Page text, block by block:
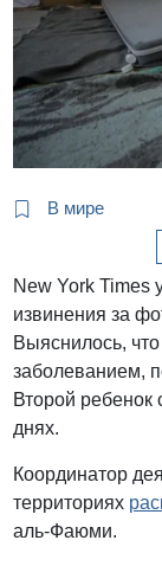
В мире
New York Times
извинения за
Выяснилось, что
заболеванием,
Второй
днях.
Координатор
территориях
аль-Фаюми.